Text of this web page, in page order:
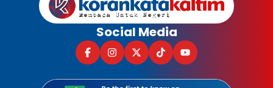
Social Media